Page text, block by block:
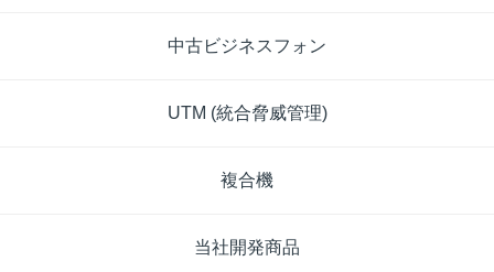
中古ビジネスフォン
UTM (統合脅威管理)
複合機
当社開発商品